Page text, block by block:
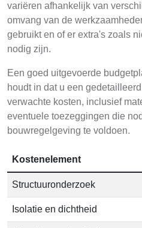
variëren afhankelijk van
omvang van de
gebruikt en of er extra's zoals
nodig zijn.
Een goed uitgevoerde
houdt in dat u een
verwachte kosten, inclusief
eventuele toezeggingen die
bouwregelgeving te voldoen.
Kostenelement
Structuuronderzoek
Isolatie en dichtheid